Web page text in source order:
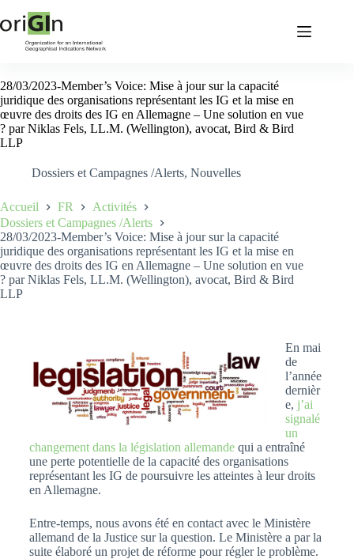
28/03/2023-Member’s Voice: Mise à jour sur la capacité
juridique des organisations représentant les IG et la mise en
œuvre des droits des IG en Allemagne – Une solution en vue
? par Niklas Fels, LL.M. (Wellington), avocat, Bird & Bird
LLP
Dossiers et Campagnes /Alerts, Nouvelles
Accueil FR
Activités
Dossiers et Campagnes /Alerts
28/03/2023-Member’s Voice: Mise à jour sur la capacité
juridique des organisations représentant les IG et la mise en
œuvre des droits des IG en Allemagne – Une solution en vue
? par Niklas Fels, LL.M. (Wellington), avocat, Bird & Bird
LLP
En mai
de
l’année
dernièr
e, j’ai
signalé
un
changement dans la législation allemandequi a entraîné
une perte potentielle de la capacité des organisations
représentant les IG de poursuivre les atteintes à leur droits
en Allemagne.
Entre-temps, nous avons été en contact avec le Ministère
allemand de la Justice sur la question. Le Ministère a par la
suite élaboré un projet de réforme pour régler le problème.